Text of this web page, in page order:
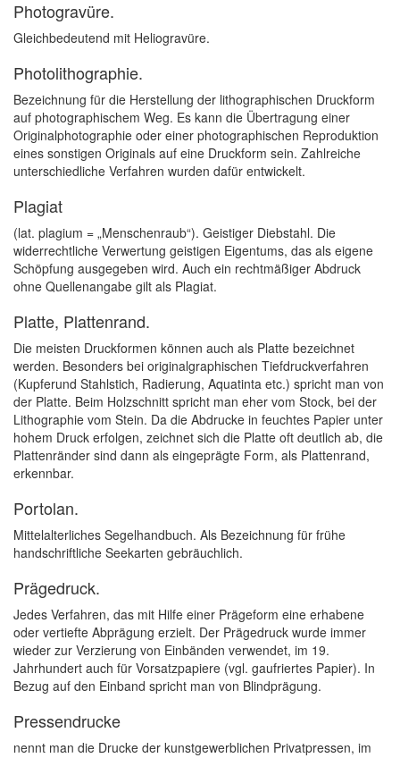
Photogravüre.
Gleichbedeutend mit Heliogravüre.
Photolithographie.
Bezeichnung für die Herstellung der lithographischen Druckform
auf photographischem Weg. Es kann die Übertragung einer
Originalphotographie oder einer photographischen Reproduktion
eines sonstigen Originals auf eine Druckform sein. Zahlreiche
unterschiedliche Verfahren wurden dafür entwickelt.
Plagiat
(lat. plagium = „Menschenraub“). Geistiger Diebstahl. Die
widerrechtliche Verwertung geistigen Eigentums, das als eigene
Schöpfung ausgegeben wird. Auch ein rechtmäßiger Abdruck
ohne Quellenangabe gilt als Plagiat.
Platte, Plattenrand.
Die meisten Druckformen können auch als Platte bezeichnet
werden. Besonders bei originalgraphischen Tiefdruckverfahren
(Kupferund Stahlstich, Radierung, Aquatinta etc.) spricht man von
der Platte. Beim Holzschnitt spricht man eher vom Stock, bei der
Lithographie vom Stein. Da die Abdrucke in feuchtes Papier unter
hohem Druck erfolgen, zeichnet sich die Platte oft deutlich ab, die
Plattenränder sind dann als eingeprägte Form, als Plattenrand,
erkennbar.
Portolan.
Mittelalterliches Segelhandbuch. Als Bezeichnung für frühe
handschriftliche Seekarten gebräuchlich.
Prägedruck.
Jedes Verfahren, das mit Hilfe einer Prägeform eine erhabene
oder vertiefte Abprägung erzielt. Der Prägedruck wurde immer
wieder zur Verzierung von Einbänden verwendet, im 19.
Jahrhundert auch für Vorsatzpapiere (vgl. gaufriertes Papier). In
Bezug auf den Einband spricht man von Blindprägung.
Pressendrucke
nennt man die Drucke der kunstgewerblichen Privatpressen, im